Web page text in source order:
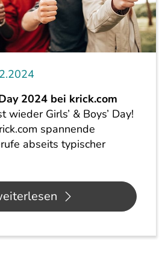
Day 2024 bei krick.com
Girls’ & Boys’ Day!
spannende
abseits typischer